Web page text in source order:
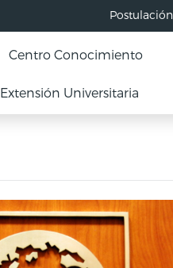
Postulación
Centro Conocimiento
Extensión Universitaria